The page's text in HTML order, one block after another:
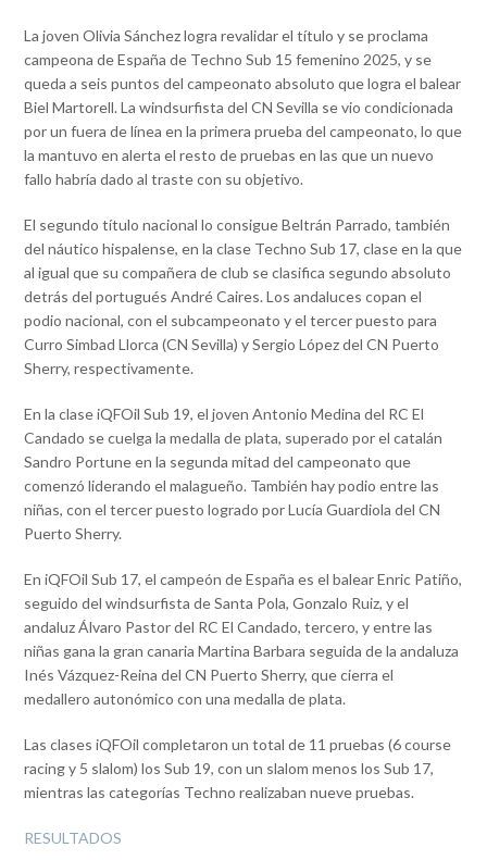
La joven Olivia Sánchez logra revalidar el título y se proclama
campeona de España de Techno Sub 15 femenino 2025, y se
queda a seis puntos del campeonato absoluto que logra el balear
Biel Martorell. La windsurfista del CN Sevilla se vio condicionada
por un fuera de línea en la primera prueba del campeonato, lo que
la mantuvo en alerta el resto de pruebas en las que un nuevo
fallo habría dado al traste con su objetivo.
El segundo título nacional lo consigue Beltrán Parrado, también
del náutico hispalense, en la clase Techno Sub 17, clase en la que
al igual que su compañera de club se clasifica segundo absoluto
detrás del portugués André Caires. Los andaluces copan el
podio nacional, con el subcampeonato y el tercer puesto para
Curro Simbad Llorca (CN Sevilla) y Sergio López del CN Puerto
Sherry, respectivamente.
En la clase iQFOil Sub 19, el joven Antonio Medina del RC El
Candado se cuelga la medalla de plata, superado por el catalán
Sandro Portune en la segunda mitad del campeonato que
comenzó liderando el malagueño. También hay podio entre las
niñas, con el tercer puesto logrado por Lucía Guardiola del CN
Puerto Sherry.
En iQFOil Sub 17, el campeón de España es el balear Enric Patiño,
seguido del windsurfista de Santa Pola, Gonzalo Ruiz, y el
andaluz Álvaro Pastor del RC El Candado, tercero, y entre las
niñas gana la gran canaria Martina Barbara seguida de la andaluza
Inés Vázquez-Reina del CN Puerto Sherry, que cierra el
medallero autonómico con una medalla de plata.
Las clases iQFOil completaron un total de 11 pruebas (6 course
racing y 5 slalom) los Sub 19, con un slalom menos los Sub 17,
mientras las categorías Techno realizaban nueve pruebas.
RESULTADOS